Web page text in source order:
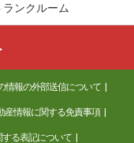
ンクルーム
情報の外部送信について
産情報に関する免責事項
る表記について